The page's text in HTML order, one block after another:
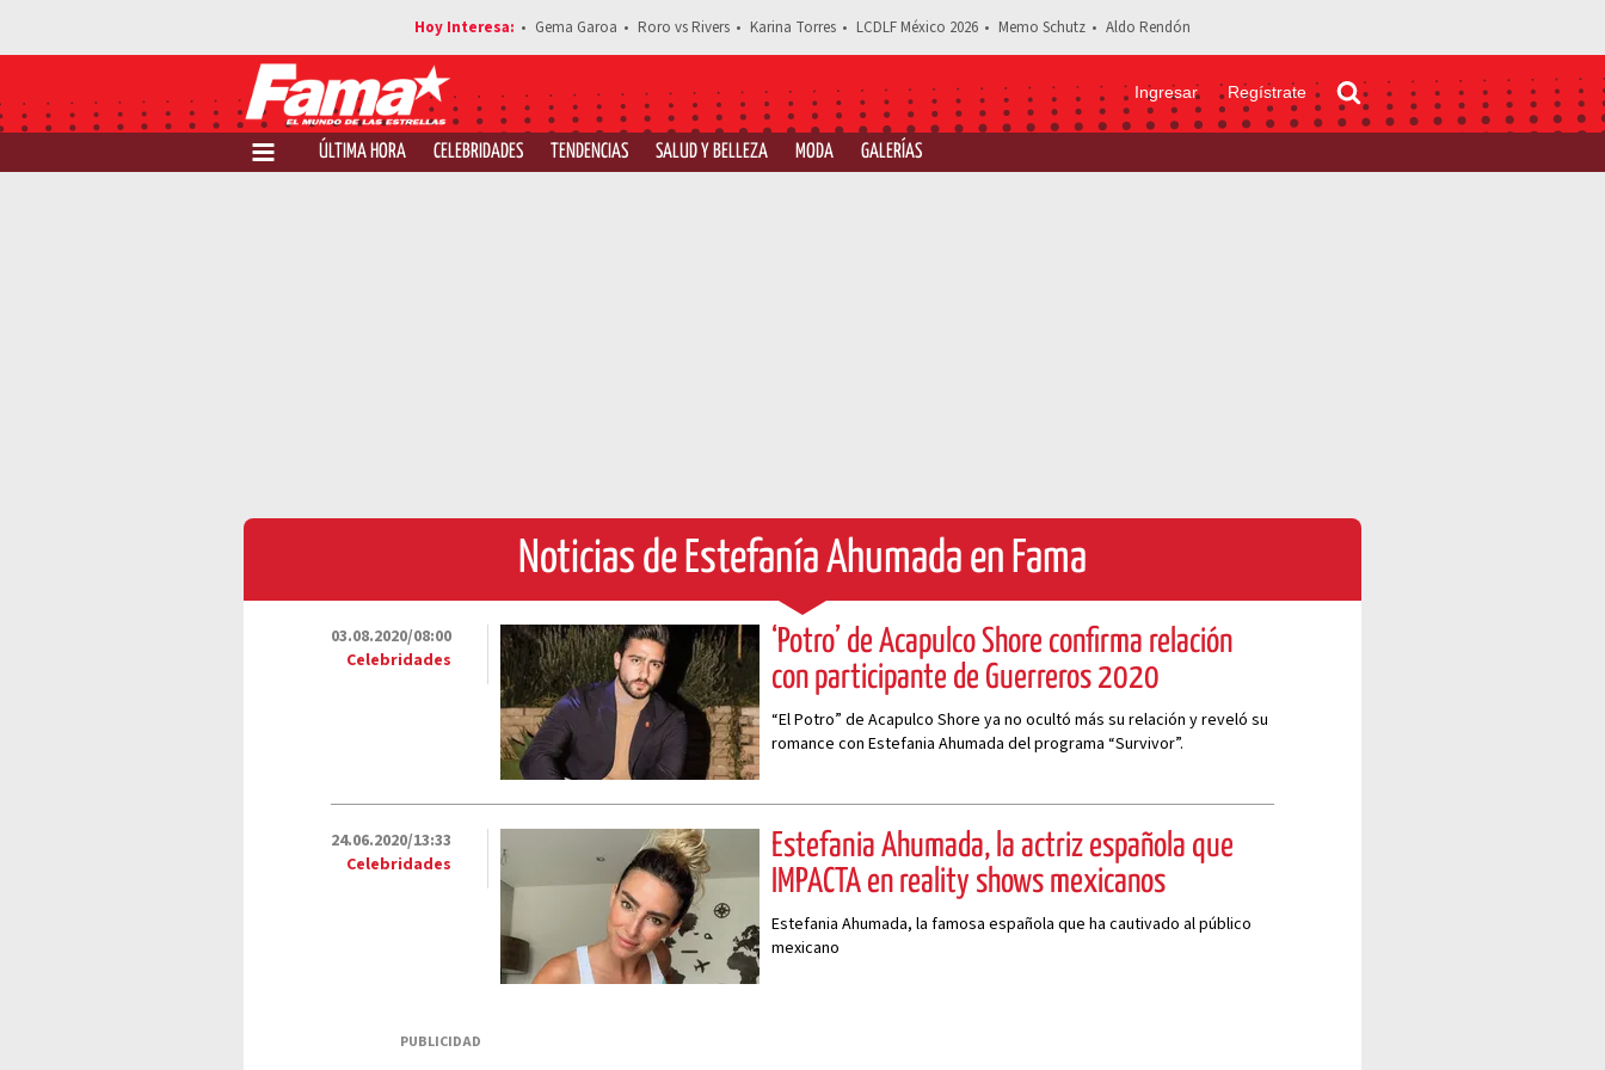
Gema Garoa Roro vs Rivers Karina Torres LCDLF México 2026 Memo Schutz Aldo Rendón
Ingresar Regístrate
ÚLTIMA HORA CELEBRIDADES TENDENCIAS SALUD Y BELLEZA MODA GALERÍAS
Noticias de Estefanía Ahumada en Fama
03.08.2020/08:00
Celebridades
‘Potro’ de Acapulco Shore confirma relación
con participante de Guerreros 2020
“El Potro” de Acapulco Shore ya no ocultó más su relación y reveló su
romance con Estefania Ahumada del programa “Survivor”.
24.06.2020/13:33
Celebridades
Estefania Ahumada, la actriz española que
IMPACTA en reality shows mexicanos
Estefania Ahumada, la famosa española que ha cautivado al público
mexicano
PUBLICIDAD